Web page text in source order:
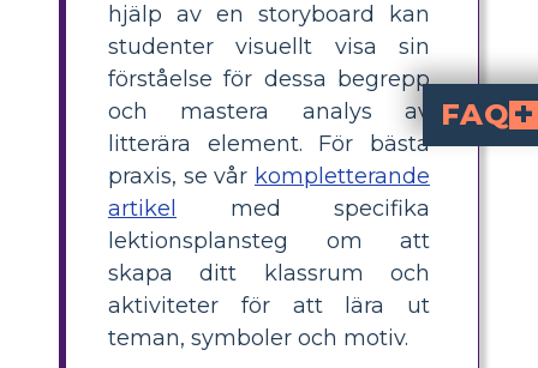
hjälp av en storyboard kan
studenter visuellt visa sin
förståelse för dessa begrepp
och mastera analys av
litterära element. För bästa
praxis, se vår kompletterande
artikel
med specifika
lektionsplansteg om att
skapa ditt klassrum och
aktiviteter för att lära ut
teman, symboler och motiv.
FAQ